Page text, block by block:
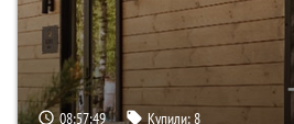
08:57:48 Купили:8